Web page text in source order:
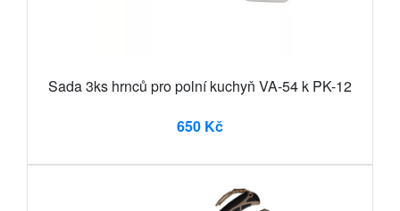
Sada 3ks hrnců pro polní kuchyň VA-54 k PK-12
650 Kč